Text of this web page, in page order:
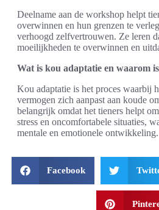
Deelname aan de workshop helpt
overwinnen en hun grenzen te
verhoogd zelfvertrouwen. Ze leren
moeilijkheden te overwinnen en
Wat is kou adaptatie en waarom
Kou adaptatie is het proces waarbij
vermogen zich aanpast aan koude
belangrijk omdat het tieners helpt
stress en oncomfortabele situaties,
mentale en emotionele ontwikkeling.
Facebook